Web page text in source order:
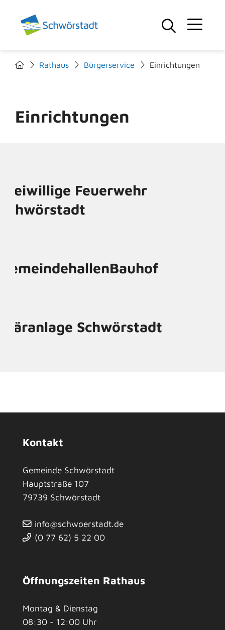
Rathaus Bürgerservice Einrichtungen
Einrichtungen
Freiwillige Feuerwehr
Schwörstadt
GemeindehallenBauhof
Kläranlage Schwörstadt
Kontakt
Gemeinde Schwörstadt
Hauptstraße 107
79739 Schwörstadt
info@schwoerstadt.de
(0 77 62) 5 22 00
Öffnungszeiten Rathaus
Montag & Dienstag
08:30 - 12:00 Uhr